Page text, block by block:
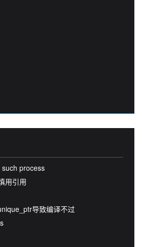
process
用引用
导致编译不过